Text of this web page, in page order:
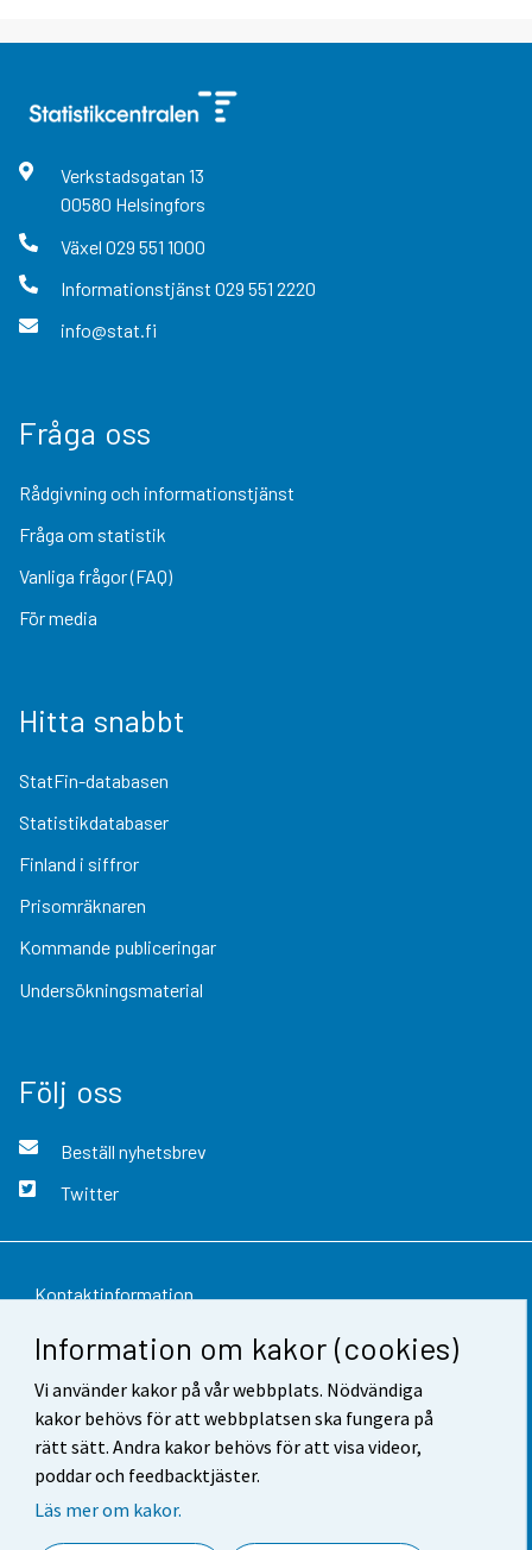
Information om kakor (cookies)
Vi använder kakor på vår webbplats. Nödvändiga
kakor behövs för att webbplatsen ska fungera på
rätt sätt. Andra kakor behövs för att visa videor,
poddar och feedbacktjäster.
Läs mer om kakor.
Verkstadsgatan 13
00580 Helsingfors
Växel 029 551 1000
Informationstjänst 029 551 2220
info@stat.fi
Fråga oss
Rådgivning och informationstjänst
Fråga om statistik
Vanliga frågor (FAQ)
För media
Hitta snabbt
StatFin-databasen
Statistikdatabaser
Finland i siffror
Prisomräknaren
Kommande publiceringar
Undersökningsmaterial
Följ oss
Beställ nyhetsbrev
Twitter
Kontaktinformation
Respons
Användarvillkor
Dataskydd
Tillgänglighet